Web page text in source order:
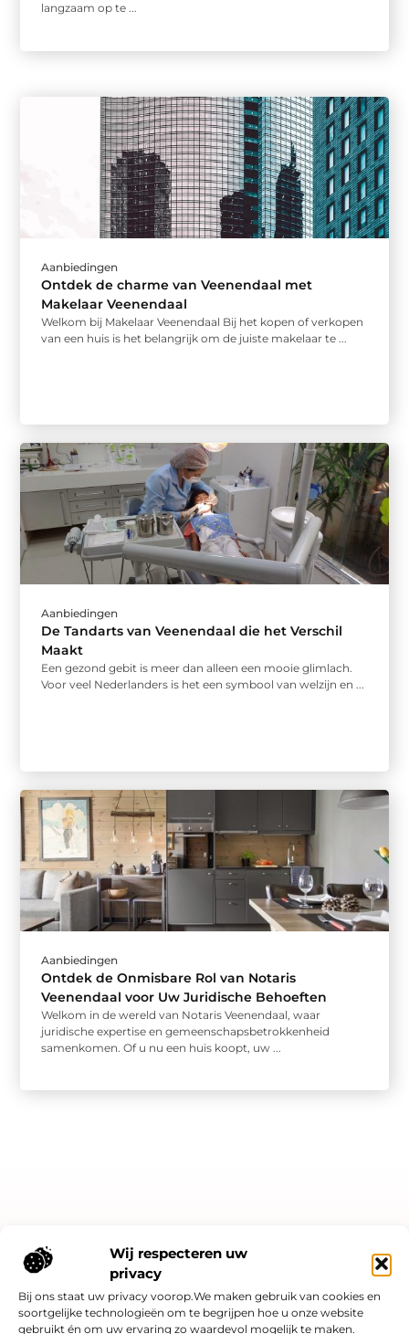
Wij respecteren uw
privacy
Bij ons staat uw privacy voorop.We maken gebruik van cookies en
soortgelijke technologieën om te begrijpen hoe u onze website
gebruikt én om uw ervaring zo waardevol mogelijk te maken.
langzaam op te ...
Aanbiedingen
Ontdek de charme van Veenendaal met
Makelaar Veenendaal
Welkom bij Makelaar Veenendaal Bij het kopen of verkopen
van een huis is het belangrijk om de juiste makelaar te ...
Aanbiedingen
De Tandarts van Veenendaal die het Verschil
Maakt
Een gezond gebit is meer dan alleen een mooie glimlach.
Voor veel Nederlanders is het een symbool van welzijn en ...
Aanbiedingen
Ontdek de Onmisbare Rol van Notaris
Veenendaal voor Uw Juridische Behoeften
Welkom in de wereld van Notaris Veenendaal, waar
juridische expertise en gemeenschapsbetrokkenheid
samenkomen. Of u nu een huis koopt, uw ...
Onze informatie